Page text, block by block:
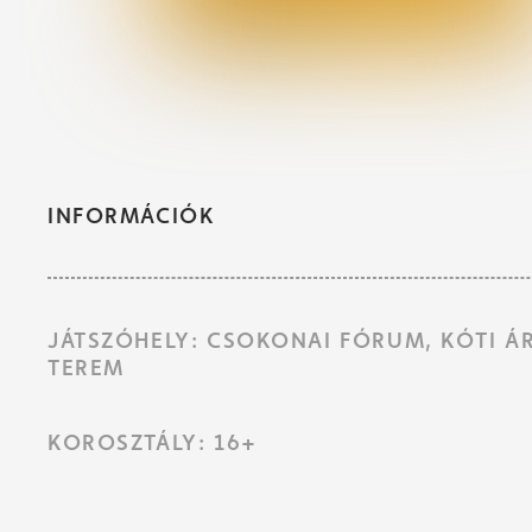
INFORMÁCIÓK
JÁTSZÓHELY: CSOKONAI FÓRUM, KÓTI
TEREM
KOROSZTÁLY: 16+